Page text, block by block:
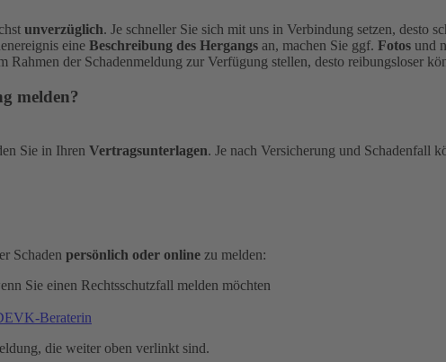
unverzüglich. Je schneller Sie sich mit uns in Verbindung setzen, desto
eine Beschreibung des Hergangs an, machen Sie ggf. Fotos und
Rahmen der Schadenmeldung zur Verfügung stellen, desto reibungsloser
melden?
Sie in Ihren Vertragsunterlagen. Je nach Versicherung und Schadenfall
Schaden persönlich oder online zu melden:
Sie einen Rechtsschutzfall melden möchten
Beraterin
die weiter oben verlinkt sind.